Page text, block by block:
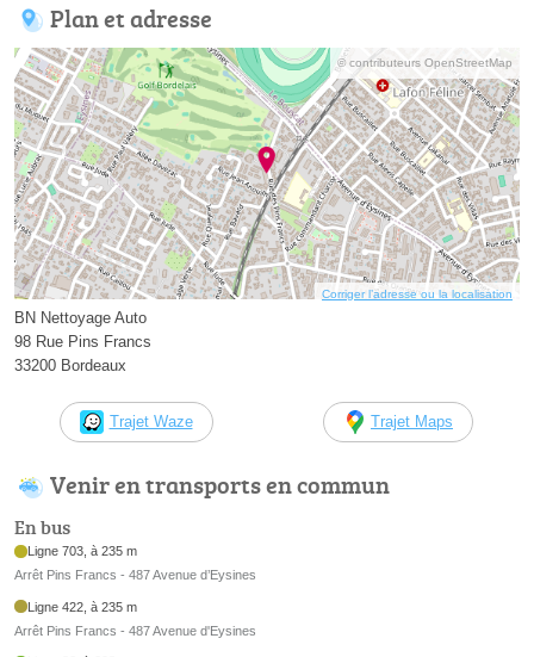
Plan et adresse
© contributeurs OpenStreetMap
Corriger l’adresse ou la localisation
BN Nettoyage Auto
98 Rue Pins Francs
33200 Bordeaux
Trajet Waze Trajet Maps
Venir en transports en commun
En bus
Ligne 703, à 235 m
Arrêt Pins Francs - 487 Avenue d’Eysines
Ligne 422, à 235 m
Arrêt Pins Francs - 487 Avenue d'Eysines